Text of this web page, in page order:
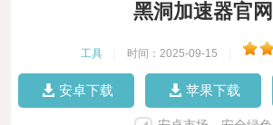
黑洞加速器官网
工具 时间：2025-09-15
安卓下载 苹果下载